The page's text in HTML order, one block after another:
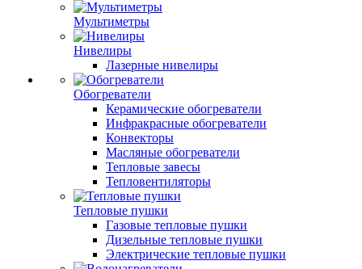
Мультиметры
Нивелиры
Лазерные нивелиры
Обогреватели
Керамические обогреватели
Инфракрасные обогреватели
Конвекторы
Масляные обогреватели
Тепловые завесы
Тепловентиляторы
Тепловые пушки
Газовые тепловые пушки
Дизельные тепловые пушки
Электрические тепловые пушки